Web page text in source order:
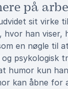
på
sit virke
han viser,
en nøgle til
psykologisk
humor kun
kan åbne for